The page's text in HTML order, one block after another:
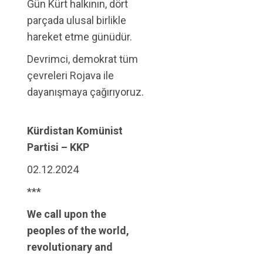
Gün Kürt halkının, dört
parçada ulusal birlikle
hareket etme günüdür.
Devrimci, demokrat tüm
çevreleri Rojava ile
dayanışmaya çağırıyoruz.
Kürdistan Komünist
Partisi – KKP
02.12.2024
***
We call upon the
peoples of the world,
revolutionary and